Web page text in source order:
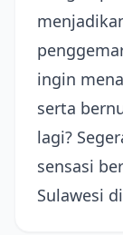
ingin
serta
lagi?
sensasi
Sulawesi